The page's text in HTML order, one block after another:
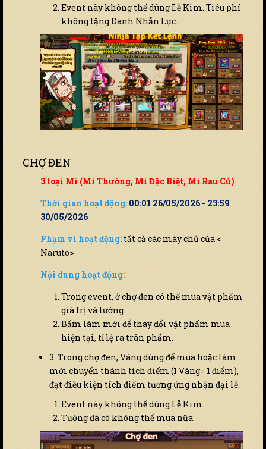
Event này không thể dùng Lễ Kim. Tiêu phí
không tặng Danh Nhẫn Lục.
CHỢ ĐEN
3 loại Mì (Mì Thường, Mì Đặc Biệt, Mì Rau Củ)
Thời gian hoạt động: 00:01 26/05/2026 - 23:59
30/05/2026
Phạm vi hoạt động: tất cả các máy chủ của <
Naruto>
Nội dung hoạt động:
Trong event, ở chợ đen có thể mua vật phẩm
giá trị và tướng.
Bấm làm mới để thay đổi vật phẩm mua
hiện tại, tỉ lệ ra trân phẩm.
3. Trong chợ đen, Vàng dùng để mua hoặc làm
mới chuyển thành tích điểm (1 Vàng= 1 điểm),
đạt điều kiện tích điểm tương ứng nhận đại lễ.
Event này không thể dùng Lễ Kim.
Tướng đã có không thể mua nữa.